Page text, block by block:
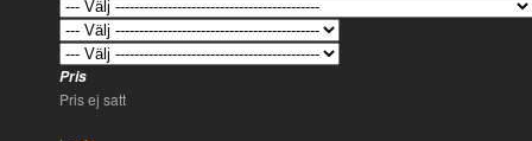
Pris
Pris ej satt